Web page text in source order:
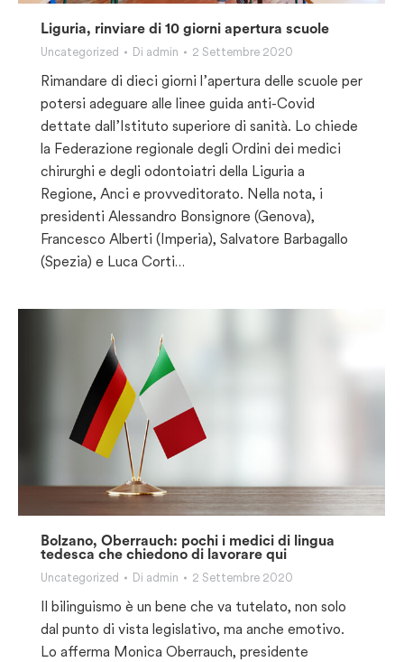
Liguria, rinviare di 10 giorni apertura scuole
Uncategorized Di admin 2 Settembre 2020
Rimandare di dieci giorni l’apertura delle scuole per
potersi adeguare alle linee guida anti-Covid
dettate dall’Istituto superiore di sanità. Lo chiede
la Federazione regionale degli Ordini dei medici
chirurghi e degli odontoiatri della Liguria a
Regione, Anci e provveditorato. Nella nota, i
presidenti Alessandro Bonsignore (Genova),
Francesco Alberti (Imperia), Salvatore Barbagallo
(Spezia) e Luca Corti…
Bolzano, Oberrauch: pochi i medici di lingua
tedesca che chiedono di lavorare qui
Uncategorized Di admin 2 Settembre 2020
Il bilinguismo è un bene che va tutelato, non solo
dal punto di vista legislativo, ma anche emotivo.
Lo afferma Monica Oberrauch, presidente